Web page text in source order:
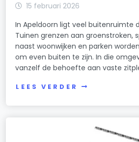
15 februari 2026
In Apeldoorn ligt veel buitenruimte
Tuinen grenzen aan groenstroken,
naast woonwijken en parken
om even buiten te zijn. In die
vanzelf de behoefte aan vaste
LEES VERDER